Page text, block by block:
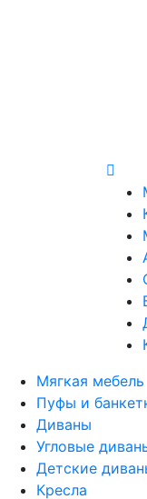
Мягкая мебель
Пуфы и
Диваны
Угловые
Детские
Кресла